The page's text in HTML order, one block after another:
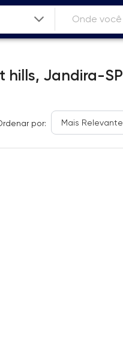
hills, Jandira-SP
por: Mais Relevante